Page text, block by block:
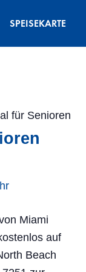
SPEISEKARTE
für Senioren
Miami
auf
Beach